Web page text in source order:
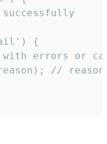
{
errors or
//